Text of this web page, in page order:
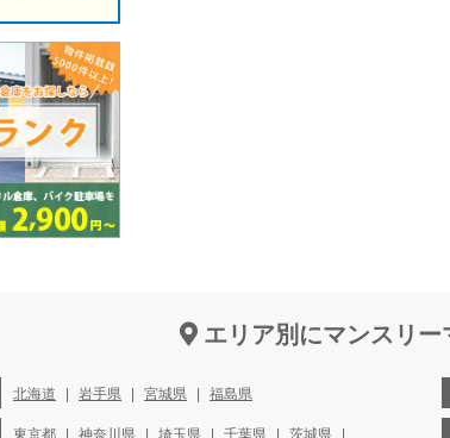
エリア別にマンスリ
北海道 岩手県 宮城県 福島県